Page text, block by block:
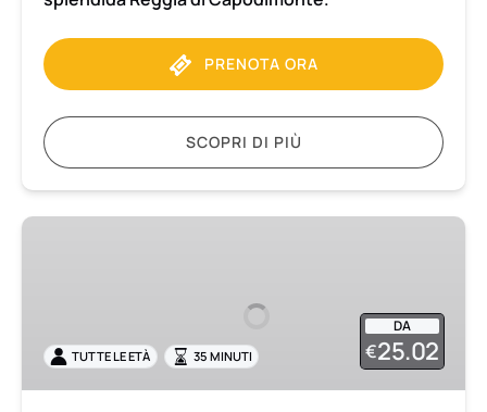
PRENOTA ORA
SCOPRI DI PIÙ
Napoli:
Visita
guidata
DA
€25.02
TUTTE LE ETÀ 35 MINUTI